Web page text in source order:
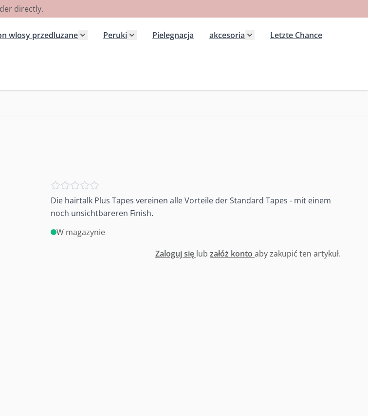
directly.
wlosy przedluzane
Peruki
Pielegnacja
akcesoria
Letzte Chance
Die hairtalk Plus Tapes vereinen alle Vorteile der Standard Tapes - mit einem
noch unsichtbareren Finish.
W magazynie
Zaloguj się lub załóż konto aby zakupić ten artykuł.